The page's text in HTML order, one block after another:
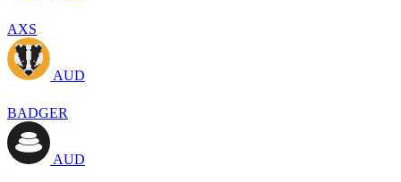
AXS
AUD
BADGER
AUD